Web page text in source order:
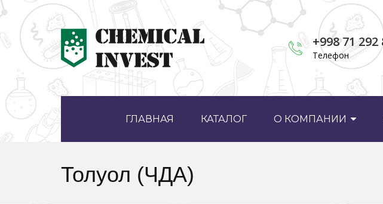
+998 71 292
Телефон
ГЛАВНАЯ КАТАЛОГ О КОМПАНИИ
Толуол (ЧДА)